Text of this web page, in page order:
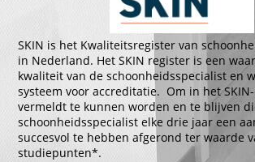
SKIN is het Kwaliteitsregister van
in Nederland. Het SKIN register is een
kwaliteit van de schoonheidsspecialist en
systeem voor accreditatie. Om in het
vermeldt te kunnen worden en te blijven
schoonheidsspecialist elke drie jaar een
succesvol te hebben afgerond ter waarde
studiepunten*.